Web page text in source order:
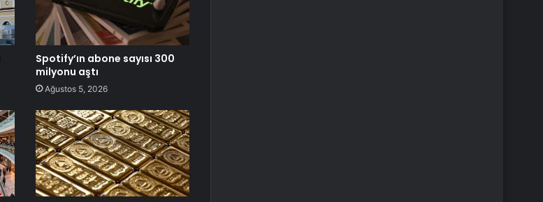
Spotify’ın abone sayısı 300
milyonu aştı
Ağustos 5, 2026